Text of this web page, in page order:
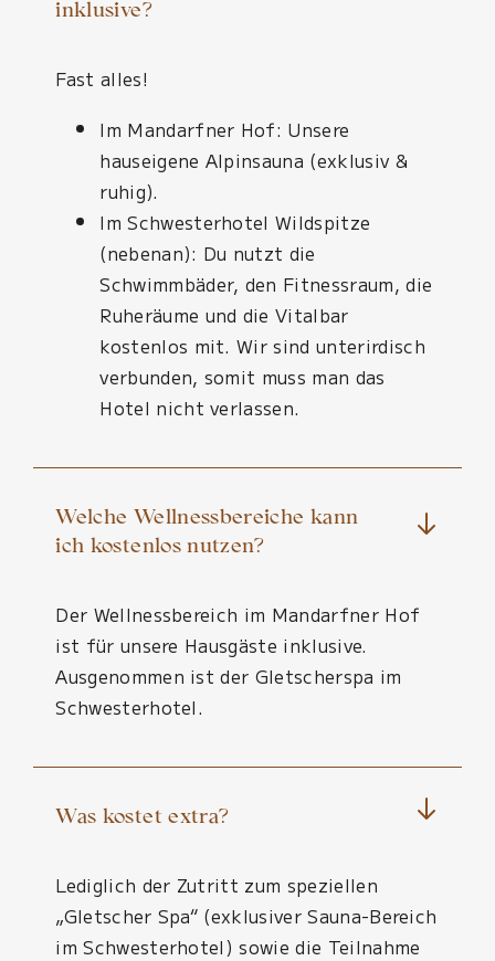
inklusive?
Fast alles!
Im Mandarfner Hof: Unsere
hauseigene Alpinsauna (exklusiv &
ruhig).
Im Schwesterhotel Wildspitze
(nebenan): Du nutzt die
Schwimmbäder, den Fitnessraum, die
Ruheräume und die Vitalbar
kostenlos mit. Wir sind unterirdisch
verbunden, somit muss man das
Hotel nicht verlassen.
Welche Wellnessbereiche kann
ich kostenlos nutzen?
Der Wellnessbereich im Mandarfner Hof
ist für unsere Hausgäste inklusive.
Ausgenommen ist der Gletscherspa im
Schwesterhotel.
Was kostet extra?
Lediglich der Zutritt zum speziellen
„Gletscher Spa“ (exklusiver Sauna-Bereich
im Schwesterhotel) sowie die Teilnahme